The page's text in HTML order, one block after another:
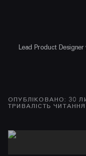
Lead Product
ОПУБЛІКОВАНО : 30
ТРИВАЛІСТЬ ЧИТАННЯ